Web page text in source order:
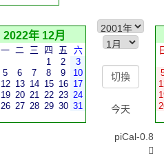
2022年 12月
一 二 三 四 五
六
1
2
3
5 6 7 8 9
10
12 13 14 15 16 17
19 20 21 22 23 24
26 27 28 29 30 31 今天
piCal-0.8